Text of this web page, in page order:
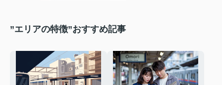
”エリアの特徴”おすすめ記事